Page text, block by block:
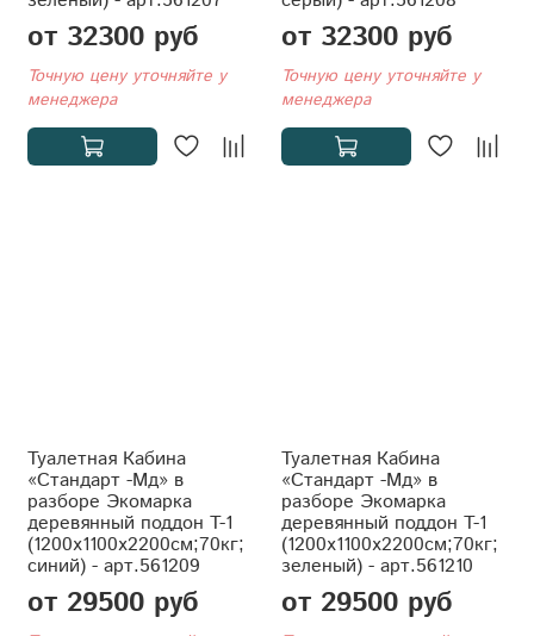
от 32300 руб
Точную цену уточняйте у
менеджера
от 32300 руб
Точную цену уточняйте у
менеджера
Туалетная Кабина
«Стандарт -Мд» в
разборе Экомарка
деревянный поддон T-1
(1200x1100x2200см;70кг;
синий) - арт.561209
от 29500 руб
Туалетная Кабина
«Стандарт -Мд» в
разборе Экомарка
деревянный поддон T-1
(1200x1100x2200см;70кг;
зеленый) - арт.561210
от 29500 руб